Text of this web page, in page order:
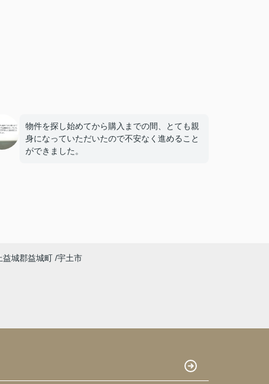
物件を探し始めてから購入までの間、とても親
身になっていただいたので不安なく進めること
ができました。
益城郡益城町 宇土市